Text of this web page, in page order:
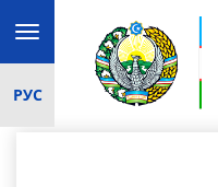
Toggle
navigation
РУС